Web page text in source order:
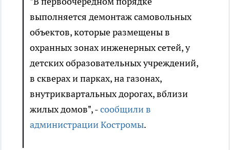
выполняется демонтаж самовольных
объектов, которые размещены в
охранных зонах инженерных сетей, у
детских образовательных учреждений,
в скверах и парках, на газонах,
внутриквартальных дорогах, вблизи
жилых домов", -сообщили в
администрации Костромы.